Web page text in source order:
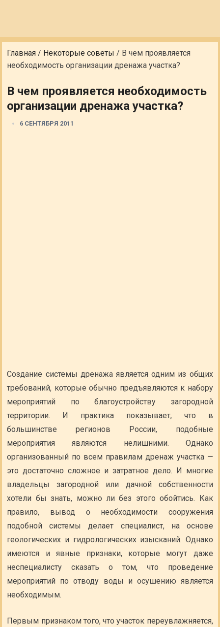
Главная / Некоторые советы / В чем проявляется
необходимость организации дренажа участка?
В чем проявляется необходимость
организации дренажа участка?
6 СЕНТЯБРЯ 2011
Создание системы дренажа является одним из общих
требований, которые обычно предъявляются к набору
мероприятий по благоустройству загородной
территории. И практика показывает, что в
большинстве регионов России, подобные
мероприятия являются нелишними. Однако
организованный по всем правилам дренаж участка —
это достаточно сложное и затратное дело. И многие
владельцы загородной или дачной собственности
хотели бы знать, можно ли без этого обойтись. Как
правило, вывод о необходимости сооружения
подобной системы делает специалист, на основе
геологических и гидрологических изысканий. Однако
имеются и явные признаки, которые могут даже
неспециалисту сказать о том, что проведение
мероприятий по отводу воды и осушению является
необходимым.
Первым признаком того, что участок переувлажняется,